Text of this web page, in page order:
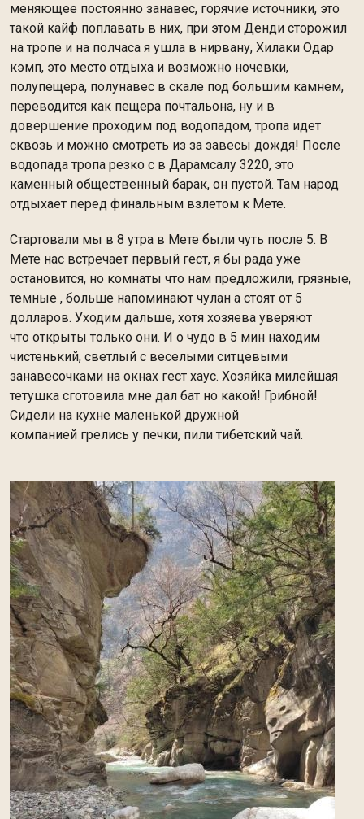
меняющее постоянно занавес, горячие источники, это
такой кайф поплавать в них, при этом Денди сторожил
на тропе и на полчаса я ушла в нирвану, Хилаки Одар
кэмп, это место отдыха и возможно ночевки,
полупещера, полунавес в скале под большим камнем,
переводится как пещера почтальона, ну и в
довершение проходим под водопадом, тропа идет
сквозь и можно смотреть из за завесы дождя! После
водопада тропа резко с в Дарамсалу 3220, это
каменный общественный барак, он пустой. Там народ
отдыхает перед финальным взлетом к Мете.
Стартовали мы в 8 утра в Мете были чуть после 5. В
Мете нас встречает первый гест, я бы рада уже
остановится, но комнаты что нам предложили, грязные,
темные , больше напоминают чулан а стоят от 5
долларов. Уходим дальше, хотя хозяева уверяют
что открыты только они. И о чудо в 5 мин находим
чистенький, светлый с веселыми ситцевыми
занавесочками на окнах гест хаус. Хозяйка милейшая
тетушка сготовила мне дал бат но какой! Грибной!
Сидели на кухне маленькой дружной
компанией грелись у печки, пили тибетский чай.